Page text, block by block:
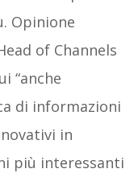
Opinione
of Channels
“anche
di informazioni
in
più interessanti